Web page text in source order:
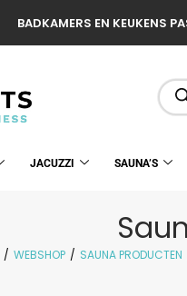
BADKAMERS EN KEUKENS
JACUZZI SAUNA’S
/ WEBSHOP / SAUNA PRODUCTEN